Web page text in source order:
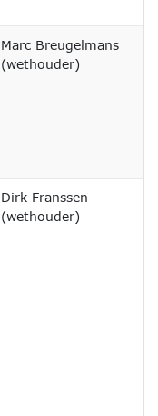
Marc Breugelmans
(wethouder)
Dirk Franssen
(wethouder)